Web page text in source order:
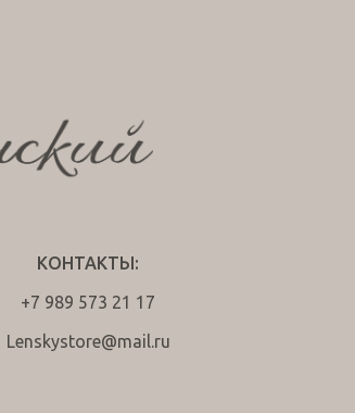
КОНТАКТЫ:
+7 989 573 21 17
Lenskystore@mail.ru